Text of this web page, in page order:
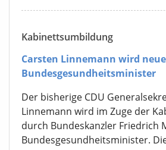
Kabinettsumbildung
Carsten Linnemann wird
Bundesgesundheitsminister
Der bisherige CDU
Linnemann wird im Zuge der
durch Bundeskanzler Friedrich
Bundesgesundheitsminister.